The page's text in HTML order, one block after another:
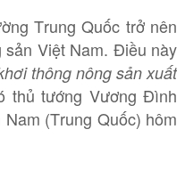
Trung Quốc trở nên
sản Việt Nam. Điều này
thông nông sản xuất
thủ tướng Vương Đình
(Trung Quốc) hôm